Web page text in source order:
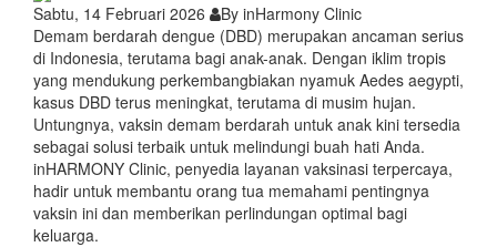
Sabtu, 14 Februari 2026
By inHarmony Clinic
Demam berdarah dengue (DBD) merupakan ancaman serius
di Indonesia, terutama bagi anak-anak. Dengan iklim tropis
yang mendukung perkembangbiakan nyamuk Aedes aegypti,
kasus DBD terus meningkat, terutama di musim hujan.
Untungnya, vaksin demam berdarah untuk anak kini tersedia
sebagai solusi terbaik untuk melindungi buah hati Anda.
inHARMONY Clinic, penyedia layanan vaksinasi terpercaya,
hadir untuk membantu orang tua memahami pentingnya
vaksin ini dan memberikan perlindungan optimal bagi
keluarga.